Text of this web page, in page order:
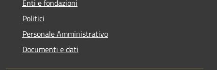
Enti e fondazioni
Politici
Personale Amministrativo
Documenti e dati